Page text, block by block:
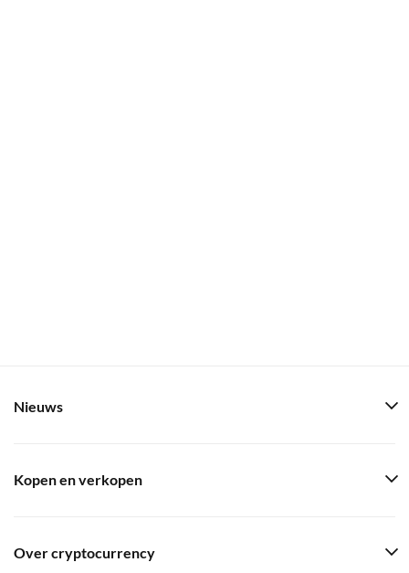
Nieuws
Kopen en verkopen
Over cryptocurrency